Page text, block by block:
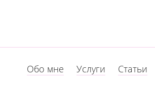
Обо мне Услуги Статьи